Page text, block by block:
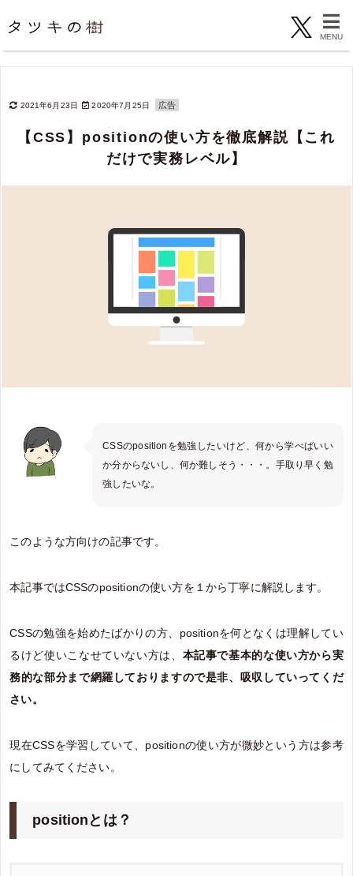
2021年6月23日 2020年7月25日 広告
【CSS】positionの使い方を徹底解説【これ
だけで実務レベル】
CSSのpositionを勉強したいけど、何から学べばいい
か分からないし、何か難しそう・・・。手取り早く勉
強したいな。
このような方向けの記事です。
本記事ではCSSのpositionの使い方を１から丁寧に解説します。
CSSの勉強を始めたばかりの方、positionを何となくは理解してい
るけど使いこなせていない方は、 本記事で基本的な使い方から実
務的な部分まで網羅しておりますので是非、吸収していってくだ
さい。
現在CSSを学習していて、positionの使い方が微妙という方は参考
にしてみてください。
positionとは？